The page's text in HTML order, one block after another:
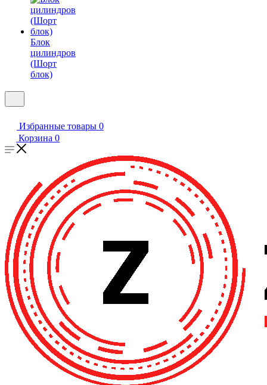
Блок
цилиндров
(Шорт
блок)
Избранные товары 0
Корзина 0